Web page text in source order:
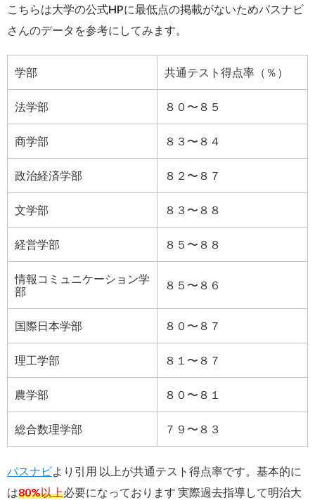
こちらは大学の公式HPに最低点の掲載がないためパスナビ
さんのデータを参考にしてみます。
学部 共通テスト得点率（％）
法学部 ８０〜８５
商学部 ８３〜８４
政治経済学部 ８２〜８７
文学部 ８３〜８８
経営学部 ８５〜８８
情報コミュニケーション学
部
８５〜８６
国際日本学部 ８０〜８７
理工学部 ８１〜８７
農学部 ８０〜８１
総合数理学部 ７９〜８３
パスナビより引用 以上が共通テスト得点率です。基本的に
は80%以上必要になっております 実際過去指導して明治大